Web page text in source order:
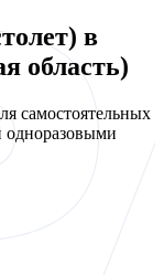
в
область)
самостоятельных